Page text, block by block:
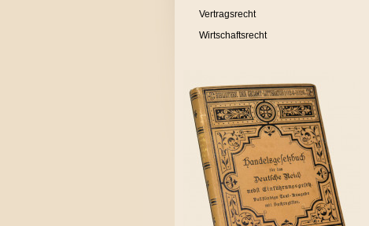
Vertragsrecht
Wirtschaftsrecht